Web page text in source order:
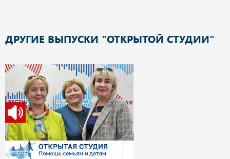
ДРУГИЕ ВЫПУСКИ "ОТКРЫТОЙ СТУДИИ"